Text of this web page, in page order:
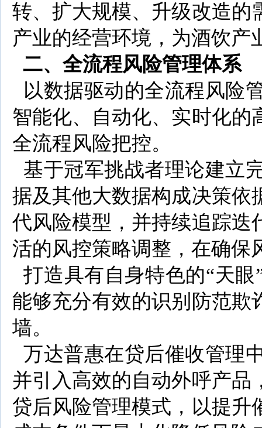
转、扩大规模、升级改造的
产业的经营环境，为酒饮产
二、全流程风险管理体系
以数据驱动的全流程风险
智能化、自动化、实时化的
全流程风险把控。
基于冠军挑战者理论建立
据及其他大数据构成决策依
代风险模型，并持续追踪迭
活的风控策略调整，在确保
打造具有自身特色的“天
能够充分有效的识别防范欺
墙。
万达普惠在贷后催收管理
并引入高效的自动外呼产品
贷后风险管理模式，以提升